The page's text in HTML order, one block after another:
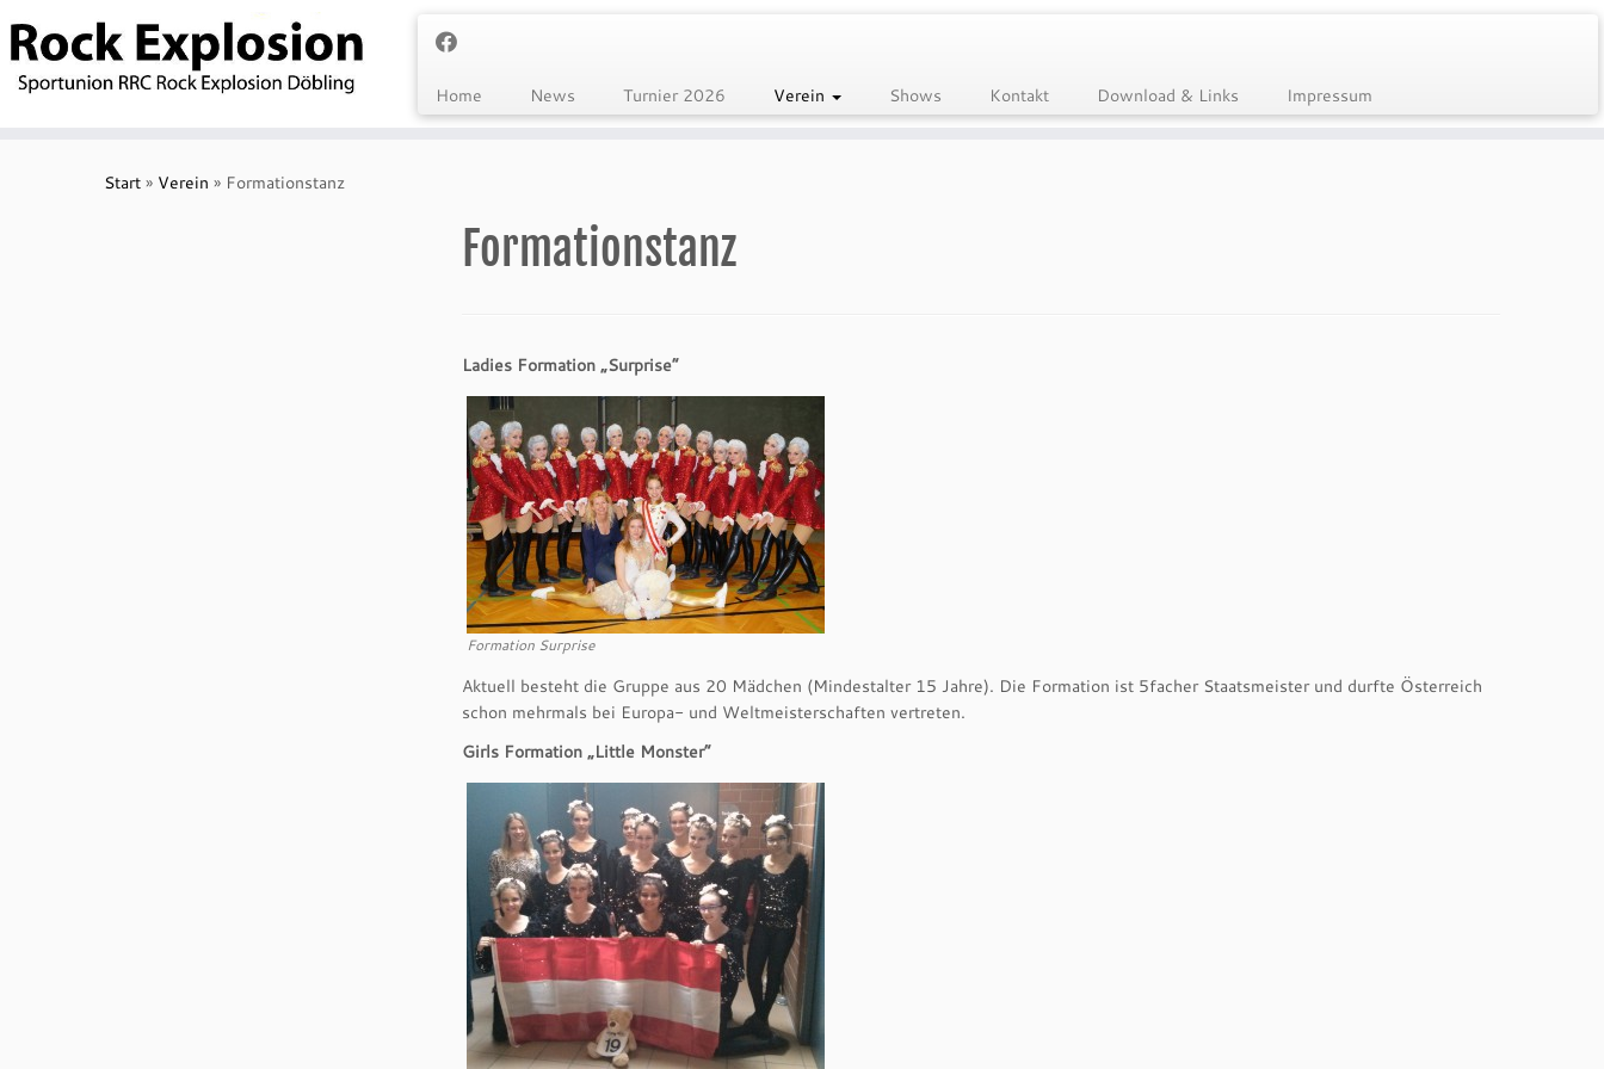
Inhalt
springen
Home
News Turnier 2026 Verein Shows Kontakt Download & Links Impressum
Start » Verein » Formationstanz
Formationstanz
Ladies Formation „Surprise“
Formation Surprise
Aktuell besteht die Gruppe aus 20 Mädchen (Mindestalter 15 Jahre). Die Formation ist 5facher Staatsmeister und durfte Österreich
schon mehrmals bei Europa- und Weltmeisterschaften vertreten.
Girls Formation „Little Monster“